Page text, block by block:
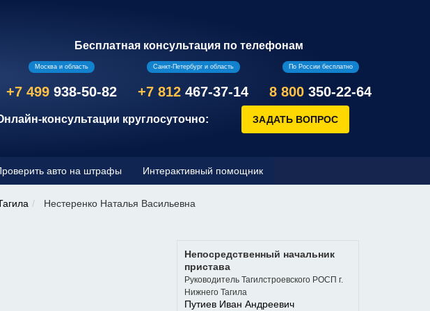
Бесплатная консультация по телефонам
Москва и область
+7 499 938-50-82
Санкт-Петербург и область
+7 812 467-37-14
По России бесплатно
8 800 350-22-64
консультации круглосуточно:
авто на штрафы Интерактивный помощник
Нестеренко Наталья Васильевна
Непосредственный начальник
пристава
Руководитель Тагилстроевского РОСП г.
Нижнего Тагила
Путиев Иван Андреевич